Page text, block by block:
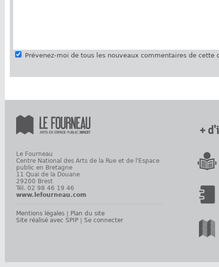
Prévenez-moi de tous les nouveaux commentaires de cette
Le Fourneau
Centre National des Arts de la Rue et de l'Espace
public en Bretagne
11 Quai de la Douane
29200 Brest
Tél. 02 98 46 19 46
www.lefourneau.com
Mentions légales
Plan du site
Site réalisé avec SPIP
Se connecter
+